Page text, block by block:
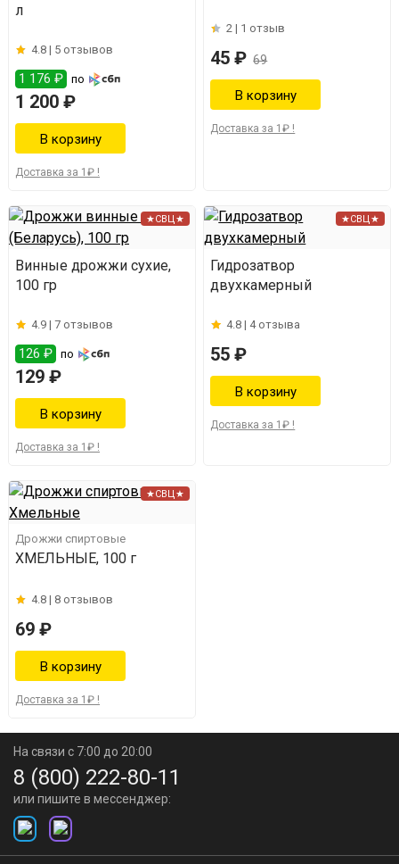
л
4.8 | 5 отзывов
1 176 ₽ по
1 200 ₽
Доставка за 1₽ !
2 | 1 отзыв
45 ₽ 69
Доставка за 1₽ !
★СВЦ★
Винные дрожжи сухие,
100 гр
4.9 | 7 отзывов
126 ₽ по
129 ₽
Доставка за 1₽ !
★СВЦ★
Гидрозатвор
двухкамерный
4.8 | 4 отзыва
55 ₽
Доставка за 1₽ !
★СВЦ★
Дрожжи спиртовые
ХМЕЛЬНЫЕ, 100 г
4.8 | 8 отзывов
69 ₽
Доставка за 1₽ !
На связи с 7:00 до 20:00
8 (800) 222-80-11
или пишите в мессенджер: